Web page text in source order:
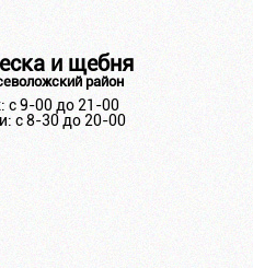
и щебня
район
с 9-00 до 21-00
с 8-30 до 20-00